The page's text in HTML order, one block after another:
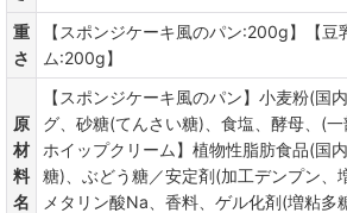
重
さ
【スポンジケーキ風のパン:200g】【豆
ム:200g】
原
材
料
名
【スポンジケーキ風のパン】小麦粉(国
グ、砂糖(てんさい糖)、食塩、酵母、(
ホイップクリーム】植物性脂肪食品(国
糖)、ぶどう糖／安定剤(加工デンプン、
メタリン酸Na、香料、ゲル化剤(増粘多